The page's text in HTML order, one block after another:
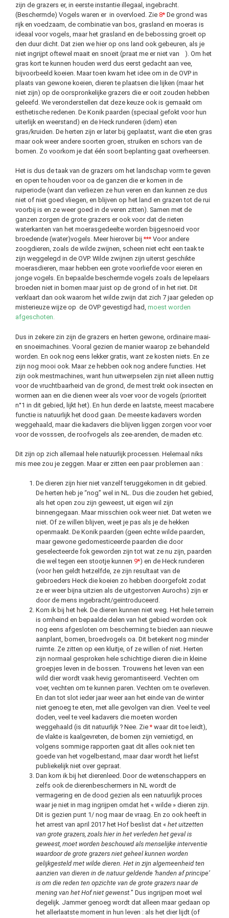
zijn de grazers er, in eerste instantie illegaal, ingebracht.
(Beschermde) Vogels waren er in overvloed. Zie 8* De grond was
rijk en voedzaam, de combinatie van bos, grasland en moeras is
ideaal voor vogels, maar het grasland en de bebossing groeit op
den duur dicht. Dat zien we hier op ons land ook gebeuren, als je
niet ingrijpt oftewel maait en snoeit (praat me er niet van
). Om het
gras kort te kunnen houden werd dus eerst gedacht aan vee,
bijvoorbeeld koeien. Maar toen kwam het idee om in de OVP in
plaats van gewone koeien, dieren te plaatsen die lijken (maar het
niet zijn) op de oorspronkelijke grazers die er ooit zouden hebben
geleefd. We veronderstellen dat deze keuze ook is gemaakt om
esthetische redenen. De Konik paarden (speciaal gefokt voor hun
uiterlijk en weerstand) en de Heck runderen (idem) eten
gras/kruiden. De herten zijn er later bij geplaatst, want die eten gras
maar ook weer andere soorten groen, struiken en schors van de
bomen. Zo voorkom je dat één soort beplanting gaat overheersen.
Het is dus de taak van de grazers om het landschap vorm te geven
en open te houden voor oa de ganzen die er komen in de
ruiperiode (want dan verliezen ze hun veren en dan kunnen ze dus
niet of niet goed vliegen, en blijven op het land en grazen tot de rui
voorbij is en ze weer goed in de veren zitten). Samen met de
ganzen zorgen de grote grazers er ook voor dat de rieten
waterkanten van het moerasgedeelte worden bijgesnoeid voor
broedende (water)vogels. Meer hierover bij*** Voor andere
zoogdieren, zoals de wilde zwijnen, scheen niet echt een taak te
zijn weggelegd in de OVP. Wilde zwijnen zijn uiterst geschikte
moerasdieren, maar hebben een grote voorliefde voor eieren en
jonge vogels. En bepaalde beschermde vogels zoals de lepelaars
broeden niet in bomen maar juist op de grond of in het riet. Dit
verklaart dan ook waarom het wilde zwijn dat zich 7 jaar geleden op
misterieuze wijze op de OVP gevestigd had, moest worden
afgeschoten.
Dus in zekere zin zijn de grazers en herten gewone, ordinaire maai-
en snoeimachines. Vooral gezien de manier waarop ze behandeld
worden. En ook nog eens lekker gratis, want ze kosten niets. En ze
zijn nog mooi ook. Maar ze hebben ook nog andere functies. Het
zijn ook mestmachines, want hun uitwerpselen zijn niet alleen nuttig
voor de vruchtbaarheid van de grond, de mest trekt ook insecten en
wormen aan en die dienen weer als voer voor de vogels (prioriteit
n°1 in dit gebied, lijkt het). En hun derde en laatste, meest macabere
functie is natuurlijk het dood gaan. De meeste kadavers worden
weggehaald, maar die kadavers die blijven liggen zorgen voor voer
voor de vosssen, de roofvogels als zee-arenden, de maden etc.
Dit zijn op zich allemaal hele natuurlijk processen. Helemaal niks
mis mee zou je zeggen. Maar er zitten een paar problemen aan :
De dieren zijn hier niet vanzelf teruggekomen in dit gebied.
De herten heb je “nog” wel in NL. Dus die zouden het gebied,
als het open zou zijn geweest, uit eigen wil zijn
binnengegaan. Maar misschien ook weer niet. Dat weten we
niet. Of ze willen blijven, weet je pas als je de hekken
openmaakt. De Konik paarden (geen echte wilde paarden,
maar gewone gedomesticeerde paarden die door
geselecteerde fok geworden zijn tot wat ze nu zijn, paarden
die wel tegen een stootje kunnen 9*) en de Heck runderen
(voor hen geldt hetzelfde, ze zijn resultaat van de
gebroeders Heck die koeien zo hebben doorgefokt zodat
ze er weer bijna uitzien als de uitgestorven Aurochs) zijn er
door de mens ingebracht/geïntroduceerd.
Kom ik bij het hek. De dieren kunnen niet weg. Het hele terrein
is omheind en bepaalde delen van het gebied worden ook
nog eens afgesloten om bescherming te bieden aan nieuwe
aanplant, bomen, broedvogels oa. Dit betekent nog minder
ruimte. Ze zitten op een kluitje, of ze willen of niet. Herten
zijn normaal gesproken hele schichtige dieren die in kleine
groepjes leven in de bossen. Trouwens het leven van een
wild dier wordt vaak hevig geromantiseerd. Vechten om
voer, vechten om te kunnen paren. Vechten om te overleven.
En dan tot slot ieder jaar weer aan het einde van de winter
niet genoeg te eten, met alle gevolgen van dien. Veel te veel
doden, veel te veel kadavers die moeten worden
weggehaald (is dit natuurlijk ? Nee. Zie* waar dit toe leidt),
de vlakte is kaalgevreten, de bomen zijn vernietigd, en
volgens sommige rapporten gaat dit alles ook niet ten
goede van het vogelbestand, maar daar wordt het liefst
publiekelijk niet over gepraat.
Dan kom ik bij het dierenleed. Door de wetenschappers en
zelfs ook de dierenbeschermers in NL wordt de
vermagering en de dood gezien als een natuurlijk proces
waar je niet in mag ingrijpen omdat het « wilde » dieren zijn.
Dit is gezien punt 1/ nog maar de vraag. En zo ook heeft in
het arrest van april 2017 het Hof beslist dat « het uitzetten
van grote grazers, zoals hier in het verleden het geval is
geweest, moet worden beschouwd als menselijke interventie
waardoor de grote grazers niet geheel kunnen worden
gelijkgesteld met wilde dieren. Het in zijn algemeenheid ten
aanzien van dieren in de natuur geldende ‘handen af principe’
is om die reden ten opzichte van de grote grazers naar de
mening van het Hof niet gewenst. ” Dus ingrijpen moet wel
degelijk. Jammer genoeg wordt dat alleen maar gedaan op
het allerlaatste moment in hun leven : als het dier lijdt (of